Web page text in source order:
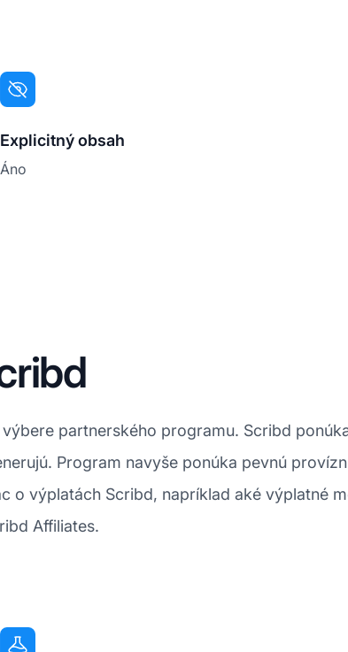
Explicitný obsah
Áno
partnerského programu. Scribd
Program navyše ponúka pevnú
o výplatách Scribd, napríklad aké výplatné
Affiliates.